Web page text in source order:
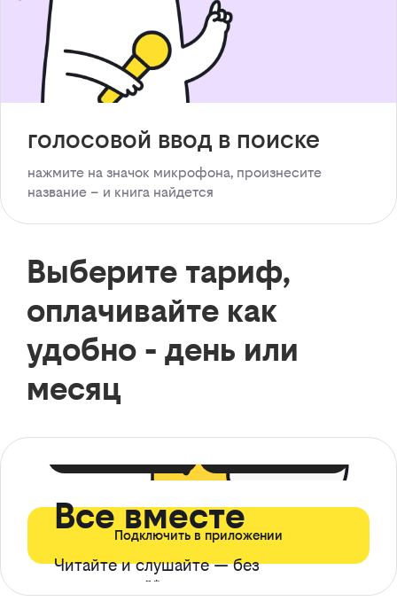
голосовой ввод в поиске
нажмите на значок микрофона, произнесите
название – и книга найдется
Выберите тариф,
оплачивайте как
удобно - день или
месяц
Все вместе
Читайте и слушайте — без
ограничений*
Подключить в приложении